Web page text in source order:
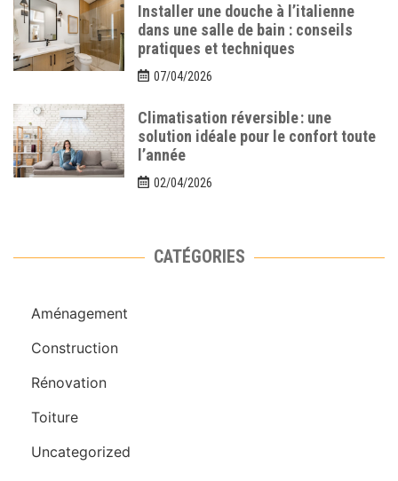
Installer une douche à l’italienne
dans une salle de bain : conseils
pratiques et techniques
07/04/2026
Climatisation réversible : une
solution idéale pour le confort toute
l’année
02/04/2026
CATÉGORIES
Aménagement
Construction
Rénovation
Toiture
Uncategorized